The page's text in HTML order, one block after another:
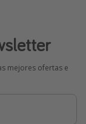
mejores ofertas e